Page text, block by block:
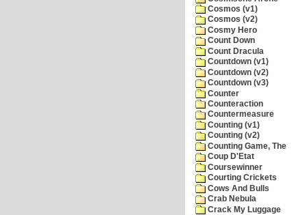
Cosmos (v1)
Cosmos (v2)
Cosmy Hero
Count Down
Count Dracula
Countdown (v1)
Countdown (v2)
Countdown (v3)
Counter
Counteraction
Countermeasure
Counting (v1)
Counting (v2)
Counting Game, The
Coup D'Etat
Coursewinner
Courting Crickets
Cows And Bulls
Crab Nebula
Crack My Luggage